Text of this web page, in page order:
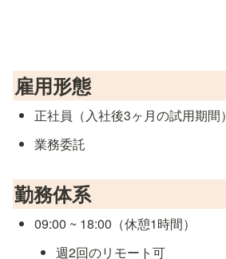
雇用形態
正社員（入社後3ヶ月の試用期間）
業務委託
勤務体系
09:00 ~ 18:00（休憩1時間）
週2回のリモート可